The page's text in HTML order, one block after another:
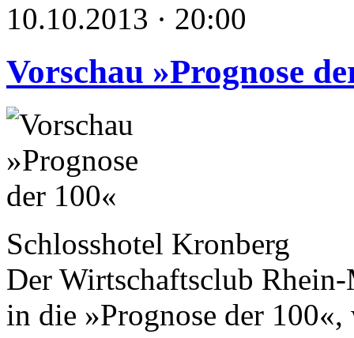
10.10.2013 · 20:00
Vorschau »Prognose
Schlosshotel Kronberg
Der Wirtschaftsclub
in die »Prognose der